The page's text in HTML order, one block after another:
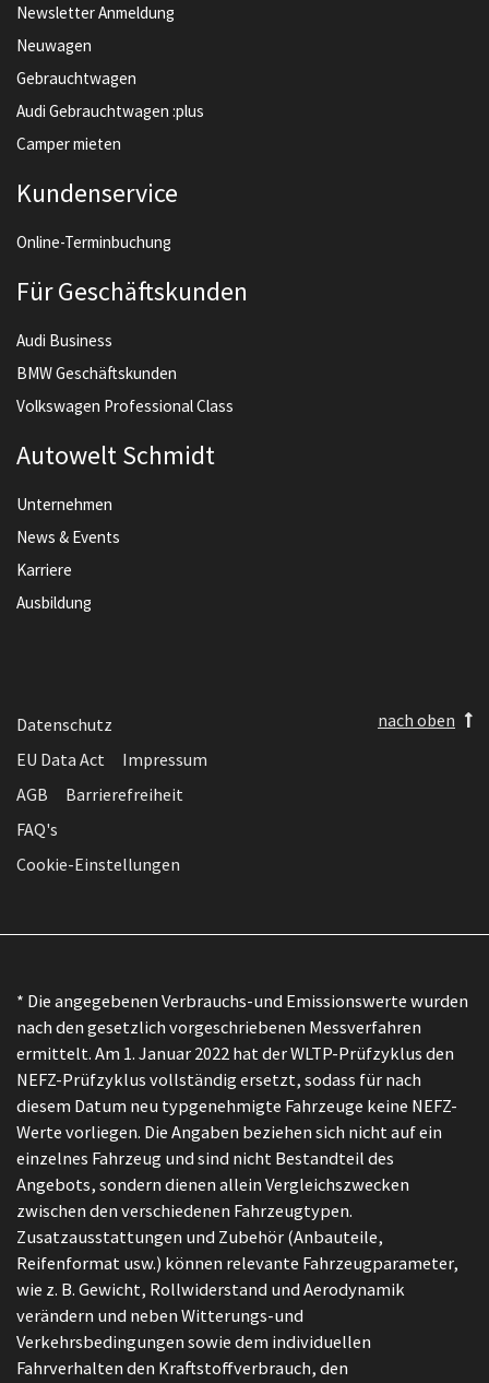
Newsletter Anmeldung
Neuwagen
Gebrauchtwagen
Audi Gebrauchtwagen :plus
Camper mieten
Kundenservice
Online-Terminbuchung
Für Geschäftskunden
Audi Business
BMW Geschäftskunden
Volkswagen Professional Class
Autowelt Schmidt
Unternehmen
News & Events
Karriere
Ausbildung
Datenschutz
EU Data Act
Impressum
AGB
Barrierefreiheit
FAQ's
Cookie-Einstellungen
nach oben
* Die angegebenen Verbrauchs-und Emissionswerte wurden
nach den gesetzlich vorgeschriebenen Messverfahren
ermittelt. Am 1. Januar 2022 hat der WLTP-Prüfzyklus den
NEFZ-Prüfzyklus vollständig ersetzt, sodass für nach
diesem Datum neu typgenehmigte Fahrzeuge keine NEFZ-
Werte vorliegen. Die Angaben beziehen sich nicht auf ein
einzelnes Fahrzeug und sind nicht Bestandteil des
Angebots, sondern dienen allein Vergleichszwecken
zwischen den verschiedenen Fahrzeugtypen.
Zusatzausstattungen und Zubehör (Anbauteile,
Reifenformat usw.) können relevante Fahrzeugparameter,
wie z. B. Gewicht, Rollwiderstand und Aerodynamik
verändern und neben Witterungs-und
Verkehrsbedingungen sowie dem individuellen
Fahrverhalten den Kraftstoffverbrauch, den